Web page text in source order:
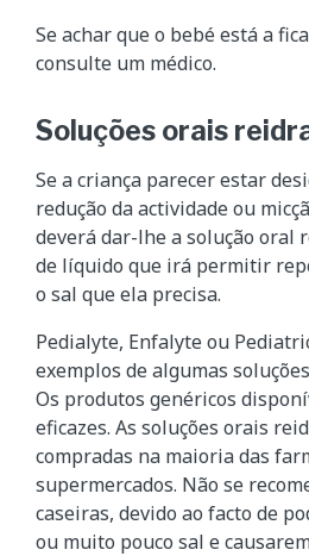
Se achar que o bebé está a
consulte um médico.
Soluções orais
Se a criança parecer estar
redução da actividade ou
deverá dar-lhe a solução oral
de líquido que irá permitir
o sal que ela precisa.
Pedialyte, Enfalyte ou
exemplos de algumas
Os produtos genéricos
eficazes. As soluções orais
compradas na maioria das
supermercados. Não se
caseiras, devido ao facto de
ou muito pouco sal e